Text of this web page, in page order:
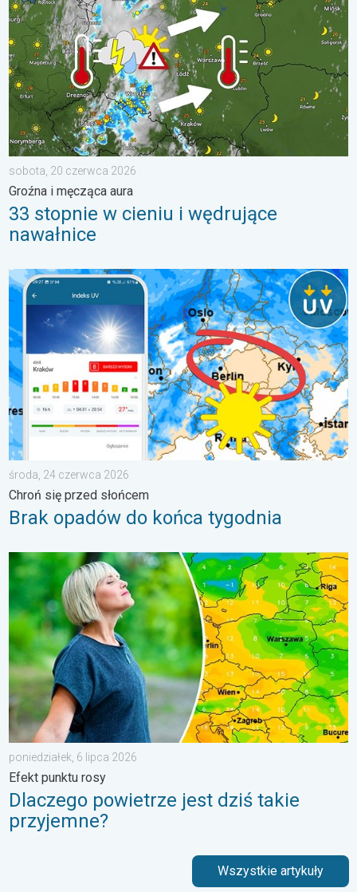
sobota, 20 czerwca 2026
Groźna i męcząca aura
33 stopnie w cieniu i wędrujące
nawałnice
Brak opadów do końca tygodnia. Chroń się przed słońcem. .
środa, 24 czerwca 2026
Chroń się przed słońcem
Brak opadów do końca tygodnia
Dlaczego powietrze jest dziś takie przyjemne?. Efekt punktu
poniedziałek, 6 lipca 2026
Efekt punktu rosy
Dlaczego powietrze jest dziś takie
przyjemne?
Wszystkie artykuły